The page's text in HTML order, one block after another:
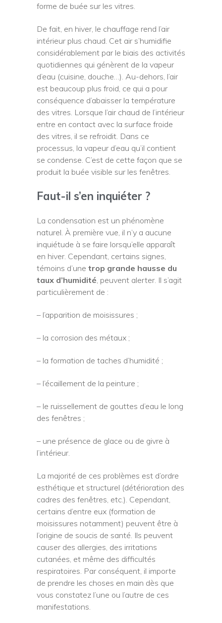
forme de buée sur les vitres.
De fait, en hiver, le chauffage rend l’air
intérieur plus chaud. Cet air s’humidifie
considérablement par le biais des activités
quotidiennes qui génèrent de la vapeur
d’eau (cuisine, douche…). Au-dehors, l’air
est beaucoup plus froid, ce qui a pour
conséquence d’abaisser la température
des vitres. Lorsque l’air chaud de l’intérieur
entre en contact avec la surface froide
des vitres, il se refroidit. Dans ce
processus, la vapeur d’eau qu’il contient
se condense. C’est de cette façon que se
produit la buée visible sur les fenêtres.
Faut-il s’en inquiéter ?
La condensation est un phénomène
naturel. À première vue, il n’y a aucune
inquiétude à se faire lorsqu’elle apparaît
en hiver. Cependant, certains signes,
témoins d’une trop grande hausse du
taux d’humidité , peuvent alerter. Il s’agit
particulièrement de :
– l’apparition de moisissures ;
– la corrosion des métaux ;
– la formation de taches d’humidité ;
– l’écaillement de la peinture ;
– le ruissellement de gouttes d’eau le long
des fenêtres ;
– une présence de glace ou de givre à
l’intérieur.
La majorité de ces problèmes est d’ordre
esthétique et structurel (détérioration des
cadres des fenêtres, etc.). Cependant,
certains d’entre eux (formation de
moisissures notamment) peuvent être à
l’origine de soucis de santé. Ils peuvent
causer des allergies, des irritations
cutanées, et même des difficultés
respiratoires. Par conséquent, il importe
de prendre les choses en main dès que
vous constatez l’une ou l’autre de ces
manifestations.